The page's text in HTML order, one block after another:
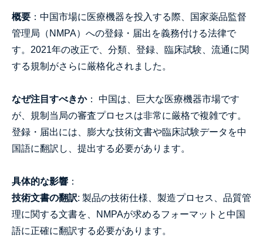
概要 ：中国市場に医療機器を投入する際、国家薬品監督
管理局（NMPA）への登録・届出を義務付ける法律で
す。2021年の改正で、分類、登録、臨床試験、流通に関
する規制がさらに厳格化されました。
なぜ注目すべきか： 中国は、巨大な医療機器市場です
が、規制当局の審査プロセスは非常に厳格で複雑です。
登録・届出には、膨大な技術文書や臨床試験データを中
国語に翻訳し、提出する必要があります。
具体的な影響 ：
技術文書の翻訳: 製品の技術仕様、製造プロセス、品質管
理に関する文書を、NMPAが求めるフォーマットと中国
語に正確に翻訳する必要があります。